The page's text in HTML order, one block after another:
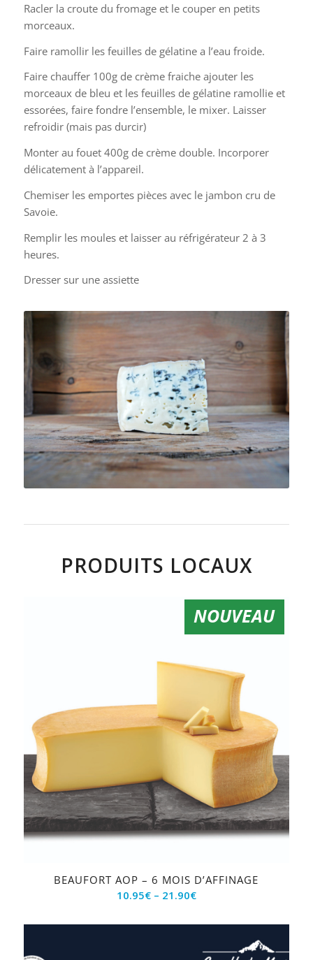
Racler la croute du fromage et le couper en petits
morceaux.
Faire ramollir les feuilles de gélatine a l’eau froide.
Faire chauffer 100g de crème fraiche ajouter les
morceaux de bleu et les feuilles de gélatine ramollie et
essorées, faire fondre l’ensemble, le mixer. Laisser
refroidir (mais pas durcir)
Monter au fouet 400g de crème double. Incorporer
délicatement à l’appareil.
Chemiser les emportes pièces avec le jambon cru de
Savoie.
Remplir les moules et laisser au réfrigérateur 2 à 3
heures.
Dresser sur une assiette
PRODUITS LOCAUX
NOUVEAU
BEAUFORT AOP – 6 MOIS D’AFFINAGE
10.95€– 21.90€